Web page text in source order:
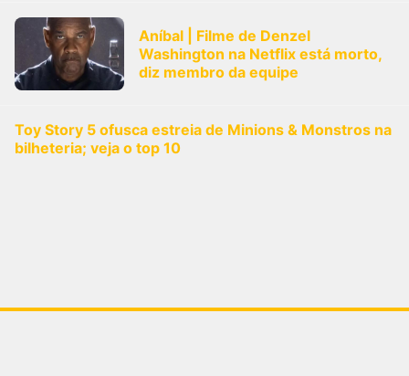
Aníbal | Filme de Denzel
Washington na Netflix está morto,
diz membro da equipe
Toy Story 5 ofusca estreia de Minions & Monstros na
bilheteria; veja o top 10